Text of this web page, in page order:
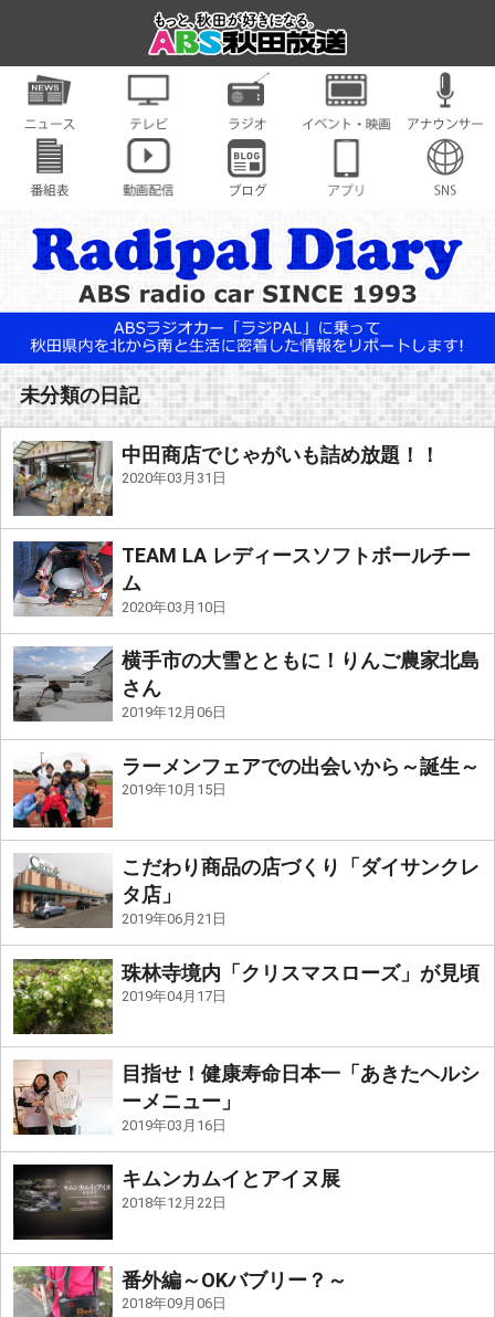
未分類の日記
中田商店でじゃがいも詰め放題！！
2020年03月31日
TEAM LA レディースソフトボールチー
ム
2020年03月10日
横手市の大雪とともに！りんご農家北島
さん
2019年12月06日
ラーメンフェアでの出会いから～誕生～
2019年10月15日
こだわり商品の店づくり「ダイサンクレ
タ店」
2019年06月21日
珠林寺境内「クリスマスローズ」が見頃
2019年04月17日
目指せ！健康寿命日本一「あきたヘルシ
ーメニュー」
2019年03月16日
キムンカムイとアイヌ展
2018年12月22日
番外編～OKバブリー？～
2018年09月06日